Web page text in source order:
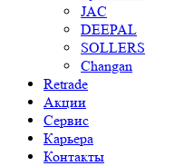
JAC
DEEPAL
SOLLERS
Changan
Retrade
Акции
Сервис
Карьера
Контакты